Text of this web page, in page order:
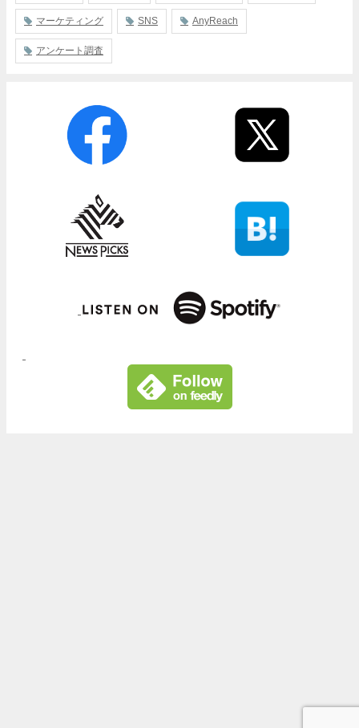
マーケティング SNS AnyReach
アンケート調査